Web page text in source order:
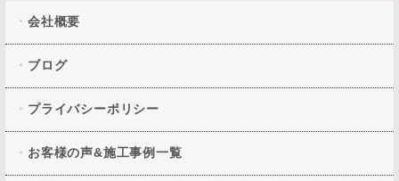
会社概要
ブログ
プライバシーポリシー
お客様の声&施工事例一覧